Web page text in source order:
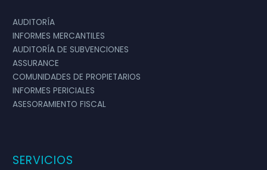
AUDITORÍA
INFORMES MERCANTILES
AUDITORÍA DE SUBVENCIONES
ASSURANCE
COMUNIDADES DE PROPIETARIOS
INFORMES PERICIALES
ASESORAMIENTO FISCAL
SERVICIOS